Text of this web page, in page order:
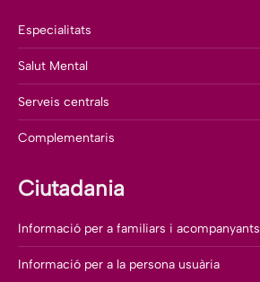
Especialitats
Salut Mental
Serveis centrals
Complementaris
Ciutadania
Informació per a familiars i acompanyants
Informació per a la persona usuària